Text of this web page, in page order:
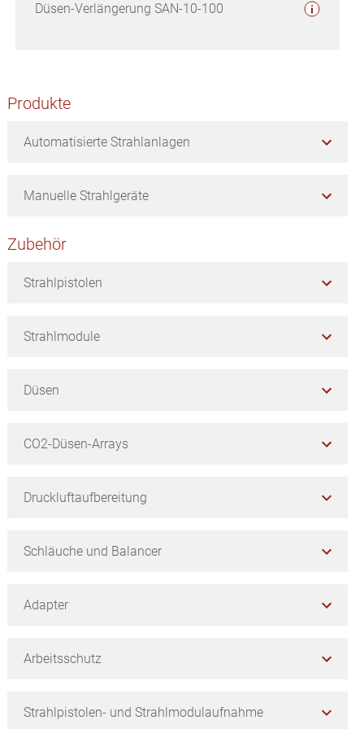
Düsen-Verlängerung SAN-10-100
Seitenspalte
Produkte
Automatisierte Strahlanlagen
Manuelle Strahlgeräte
Zubehör
Strahlpistolen
Strahlmodule
Düsen
CO2-Düsen-Arrays
Druckluftaufbereitung
Schläuche und Balancer
Adapter
Arbeitsschutz
Strahlpistolen- und Strahlmodulaufnahme